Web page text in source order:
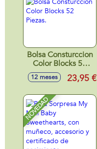
Bolsa Consturccion
Color Blocks 52
Piezas.
12 meses 23,95 €
NOVEDAD